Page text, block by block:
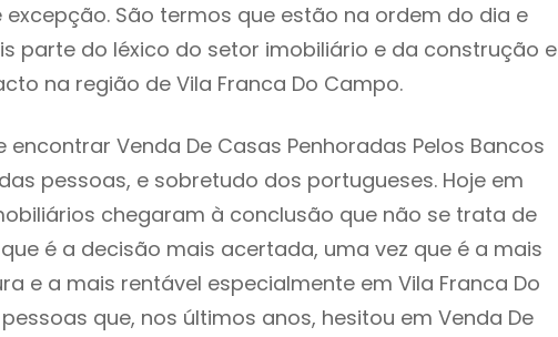
excepção. São termos que estão na ordem do dia e
parte do léxico do setor imobiliário e da construção e
na região de Vila Franca Do Campo.
Venda De Casas Penhoradas Pelos Bancos
pessoas, e sobretudo dos portugueses. Hoje em
chegaram à conclusão que não se trata de
é a decisão mais acertada, uma vez que é a mais
e a mais rentável especialmente em Vila Franca Do
que, nos últimos anos, hesitou em Venda De